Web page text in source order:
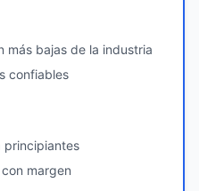
más bajas de la industria
confiables
principiantes
margen